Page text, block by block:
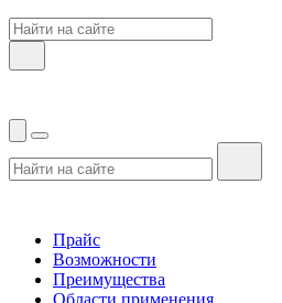
Прайс
Возможности
Преимущества
Области применения